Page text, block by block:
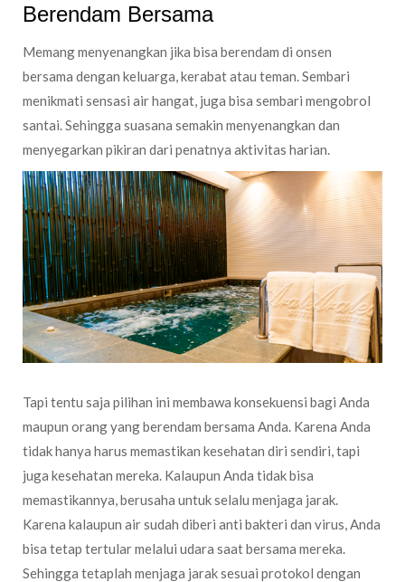
Berendam Bersama
Memang menyenangkan jika bisa berendam di onsen
bersama dengan keluarga, kerabat atau teman. Sembari
menikmati sensasi air hangat, juga bisa sembari mengobrol
santai. Sehingga suasana semakin menyenangkan dan
menyegarkan pikiran dari penatnya aktivitas harian.
Tapi tentu saja pilihan ini membawa konsekuensi bagi Anda
maupun orang yang berendam bersama Anda. Karena Anda
tidak hanya harus memastikan kesehatan diri sendiri, tapi
juga kesehatan mereka. Kalaupun Anda tidak bisa
memastikannya, berusaha untuk selalu menjaga jarak.
Karena kalaupun air sudah diberi anti bakteri dan virus, Anda
bisa tetap tertular melalui udara saat bersama mereka.
Sehingga tetaplah menjaga jarak sesuai protokol dengan